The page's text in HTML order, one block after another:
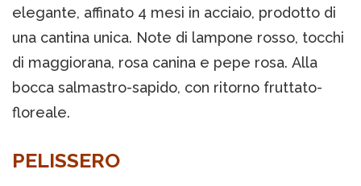
elegante, affinato 4 mesi in acciaio, prodotto di
una cantina unica. Note di lampone rosso, tocchi
di maggiorana, rosa canina e pepe rosa. Alla
bocca salmastro-sapido, con ritorno fruttato-
floreale.
PELISSERO